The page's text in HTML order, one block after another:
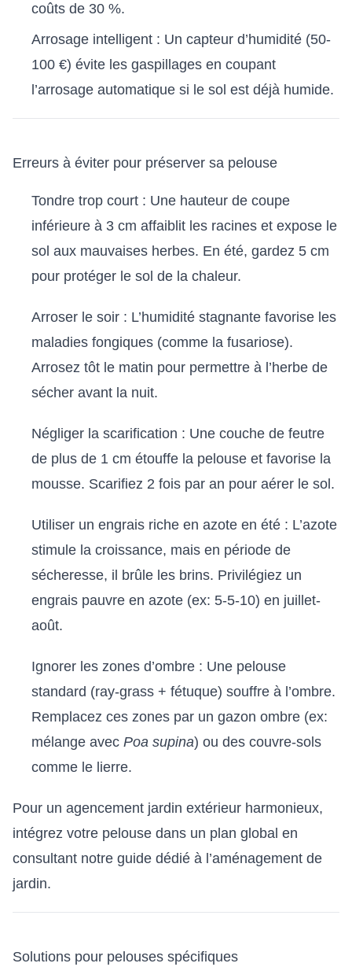
coûts de 30 %.
Arrosage intelligent : Un capteur d’humidité (50-
100 €) évite les gaspillages en coupant
l’arrosage automatique si le sol est déjà humide.
Erreurs à éviter pour préserver sa pelouse
Tondre trop court : Une hauteur de coupe
inférieure à 3 cm affaiblit les racines et expose le
sol aux mauvaises herbes. En été, gardez 5 cm
pour protéger le sol de la chaleur.
Arroser le soir : L’humidité stagnante favorise les
maladies fongiques (comme la fusariose).
Arrosez tôt le matin pour permettre à l’herbe de
sécher avant la nuit.
Négliger la scarification : Une couche de feutre
de plus de 1 cm étouffe la pelouse et favorise la
mousse. Scarifiez 2 fois par an pour aérer le sol.
Utiliser un engrais riche en azote en été : L’azote
stimule la croissance, mais en période de
sécheresse, il brûle les brins. Privilégiez un
engrais pauvre en azote (ex: 5-5-10) en juillet-
août.
Ignorer les zones d’ombre : Une pelouse
standard (ray-grass + fétuque) souffre à l’ombre.
Remplacez ces zones par un gazon ombre (ex:
mélange avec Poa supina) ou des couvre-sols
comme le lierre.
Pour un agencement jardin extérieur harmonieux,
intégrez votre pelouse dans un plan global en
consultant notre guide dédié à l’aménagement de
jardin.
Solutions pour pelouses spécifiques